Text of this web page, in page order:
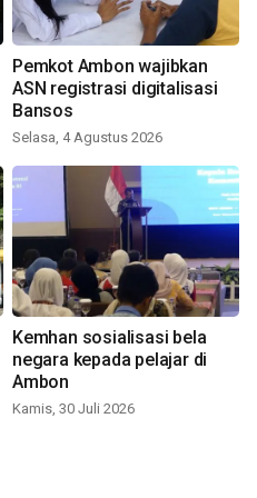
Pemkot Ambon wajibkan
ASN registrasi digitalisasi
Bansos
Selasa, 4 Agustus 2026
Kemhan sosialisasi bela
negara kepada pelajar di
Ambon
Kamis, 30 Juli 2026